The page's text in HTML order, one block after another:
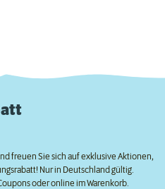
freuen Sie sich auf exklusive Aktionen,
Nur in Deutschland gültig.
oder online im Warenkorb.